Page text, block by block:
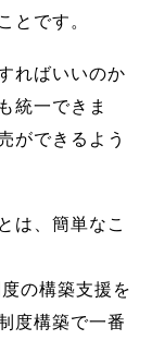
とです。
ればいいのか
統一できま
ができるよう
は、簡単なこ
の構築支援を
度構築で一番